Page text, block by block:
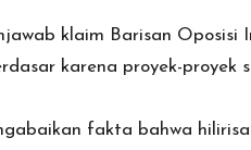
klaim Barisan
karena proyek-
fakta bahwa